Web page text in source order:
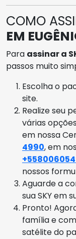
COMO
EM
Para assinar a
passos muito
Escolha o
site.
Realize seu
várias
em nossa
4990, em
nossos
Aguarde a
sua SKY em
Pronto!
família e
satélite do